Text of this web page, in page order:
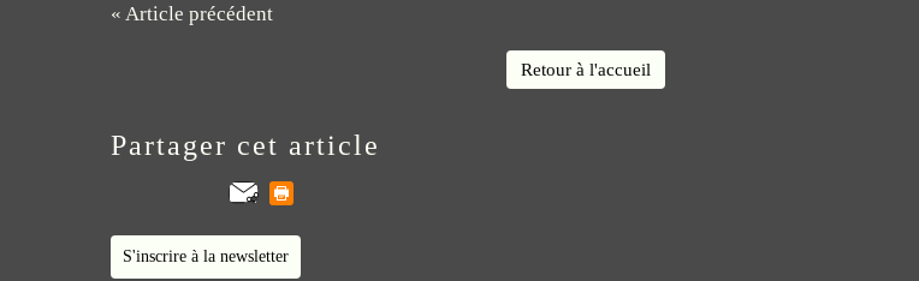
« Article précédent
Retour à l'accueil
Partager cet article
S'inscrire à la newsletter